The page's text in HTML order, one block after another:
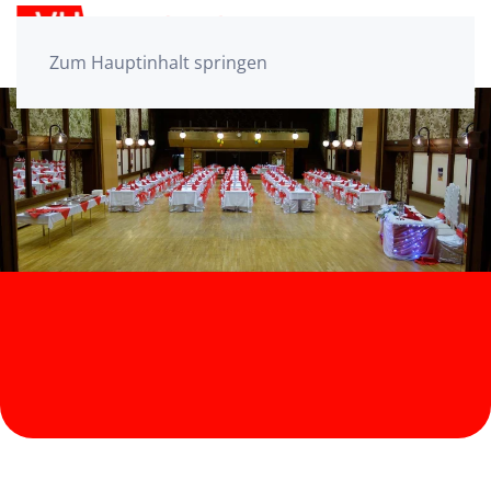
Zum Hauptinhalt springen